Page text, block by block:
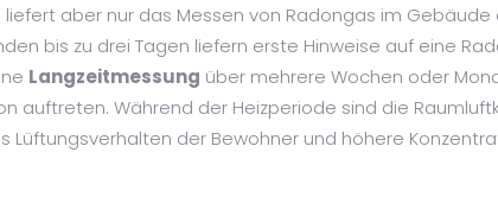
liefert aber nur das Messen von Radongas im
bis zu drei Tagen liefern erste Hinweise auf eine
Langzeitmessung über mehrere Wochen oder
auftreten. Während der Heizperiode sind die
Lüftungsverhalten der Bewohner und höhere